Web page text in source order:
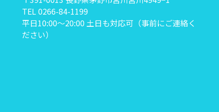
TEL 0266-84-1199
平日10:00〜20:00 土日も対応可（事前にご連絡く
ださい）